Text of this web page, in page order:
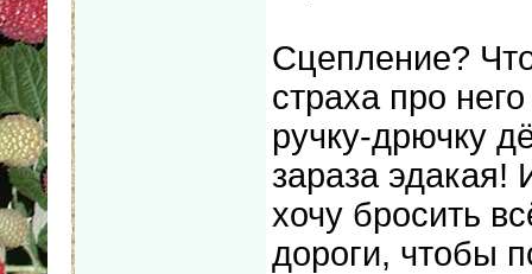
Сцепление?
страха про
ручку-дрючку
зараза эдакая!
хочу бросить
дороги, чтобы